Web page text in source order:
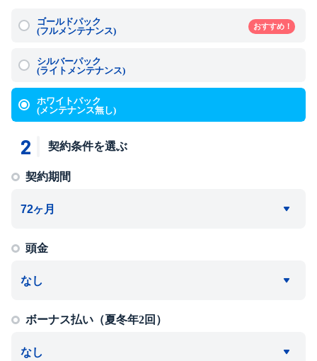
ゴールドパック
(フルメンテナンス)
おすすめ！
シルバーパック
(ライトメンテナンス)
ホワイトパック
(メンテナンス無し)
2 契約条件を選ぶ
契約期間
頭金
ボーナス払い（夏冬年2回）